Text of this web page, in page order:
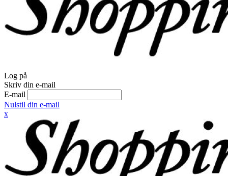
Log på
Skriv din e-mail
E-mail
Nulstil din e-mail
x